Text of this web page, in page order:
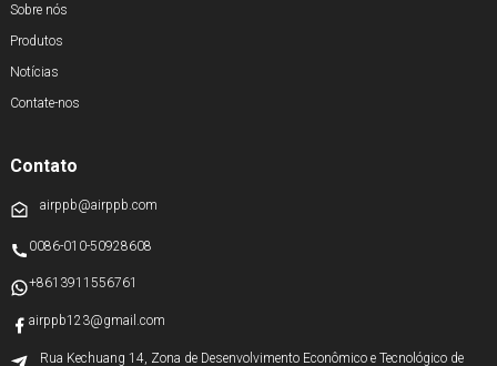
Sobre nós
Produtos
Notícias
Contate-nos
Contato
airppb@airppb.com
0086-010-50928608
+8613911556761
airppb123@gmail.com
Rua Kechuang 14, Zona de Desenvolvimento Econômico e Tecnológico de